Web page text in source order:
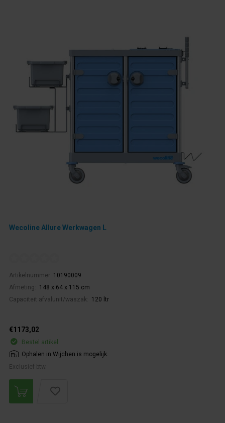
Wecoline Allure Werkwagen L
Artikelnummer: 10190009
Afmeting:
148 x 64 x 115 cm
Capaciteit afvalunit/waszak:
120 ltr
€1173,02
Bestel artikel.
Ophalen in Wijchen is mogelijk.
Exclusief btw.